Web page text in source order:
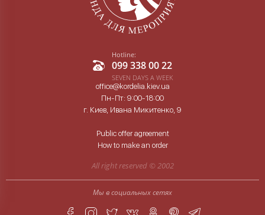
Hotline:
099 338 00 22
SEVEN DAYS A WEEK
office@kordelia.kiev.ua
Пн-Пт: 9:00-18:00
г. Киев, Ивана Микитенко, 9
Public offer agreement
How to make an order
All right reserved ©2002
Мы в социальных сетях